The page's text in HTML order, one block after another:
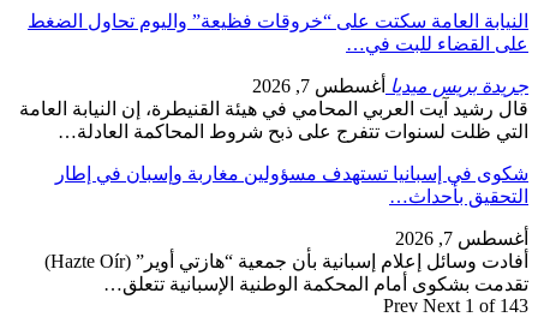
النيابة العامة سكتت على “خروقات فظيعة” واليوم تحاول الضغط
على القضاء للبت في…
جريدة بريس ميديا أغسطس 7, 2026
قال رشيد آيت العربي المحامي في هيئة القنيطرة، إن النيابة العامة
التي ظلت لسنوات تتفرج على ذبح شروط المحاكمة العادلة…
شكوى في إسبانيا تستهدف مسؤولين مغاربة وإسبان في إطار
التحقيق بأحداث…
أغسطس 7, 2026
أفادت وسائل إعلام إسبانية بأن جمعية “هازتي أوير” (Hazte Oír)
تقدمت بشكوى أمام المحكمة الوطنية الإسبانية تتعلق…
Prev Next 1 of 143